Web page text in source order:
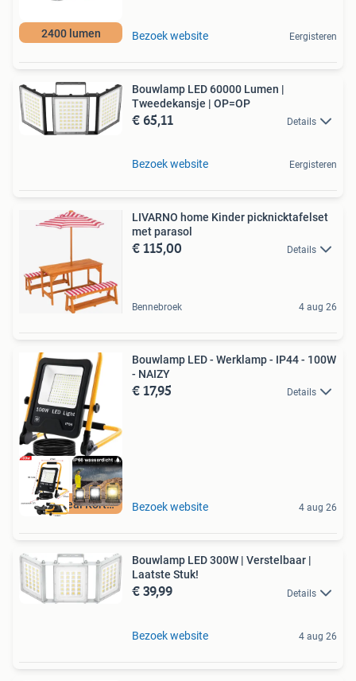
2400 lumen Bezoek website Eergisteren
Bouwlamp LED 60000 Lumen |
Tweedekansje | OP=OP
€ 65,11 Details
Bezoek website Eergisteren
LIVARNO home Kinder picknicktafelset
met parasol
€ 115,00 Details
Bennebroek 4 aug 26
Retourdeal Korting
Bouwlamp LED - Werklamp - IP44 - 100W
- NAIZY
€ 17,95 Details
Bezoek website 4 aug 26
Bouwlamp LED 300W | Verstelbaar |
Laatste Stuk!
€ 39,99 Details
Bezoek website 4 aug 26